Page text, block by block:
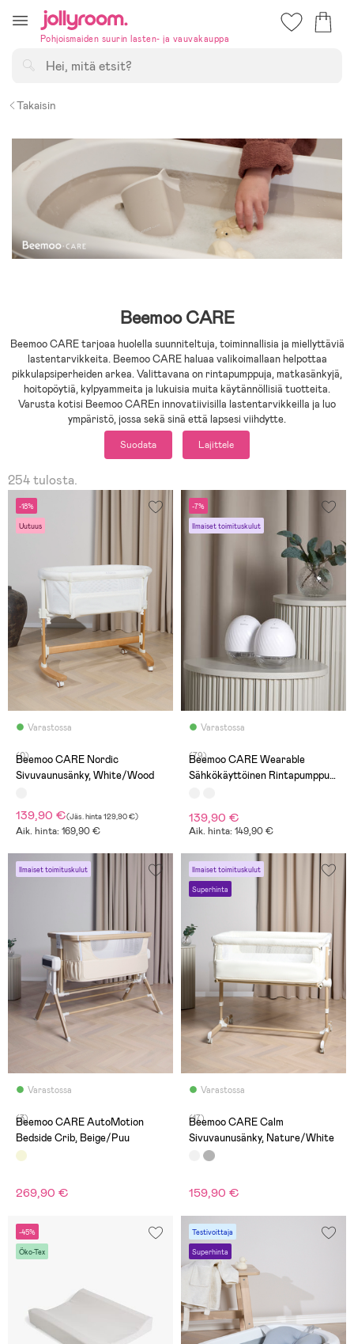
till
innehålletPohjoismaiden suurin lasten- ja vauvakauppa
Takaisin
Beemoo CARE
Beemoo CARE tarjoaa huolella suunniteltuja, toiminnallisia ja miellyttäviä
lastentarvikkeita. Beemoo CARE haluaa valikoimallaan helpottaa
pikkulapsiperheiden arkea. Valittavana on rintapumppuja, matkasänkyjä,
hoitopöytiä, kylpyammeita ja lukuisia muita käytännöllisiä tuotteita.
Varusta kotisi Beemoo CAREn innovatiivisilla lastentarvikkeilla ja luo
ympäristö, jossa sekä sinä että lapsesi viihdytte.
Suodata Lajittele
254 tulosta.
-18%
Uutuus
Varastossa
(0)
Beemoo CARE Nordic
Sivuvaunusänky, White/Wood
139,90 €(Jäs. hinta129,90 €)
Aik. hinta: 169,90 €
-7%
Ilmaiset toimituskulut
Varastossa
(79)
Beemoo CARE Wearable
Sähkökäyttöinen Rintapumppu
139,90 €
Aik. hinta: 149,90 €
Ilmaiset toimituskulut
Varastossa
(3)
Beemoo CARE AutoMotion
Bedside Crib, Beige/Puu
269,90 €
Ilmaiset toimituskulut
Superhinta
Varastossa
(17)
Beemoo CARE Calm
Sivuvaunusänky, Nature/White
159,90 €
-45%
Öko-Tex
Testivoittaja
Superhinta